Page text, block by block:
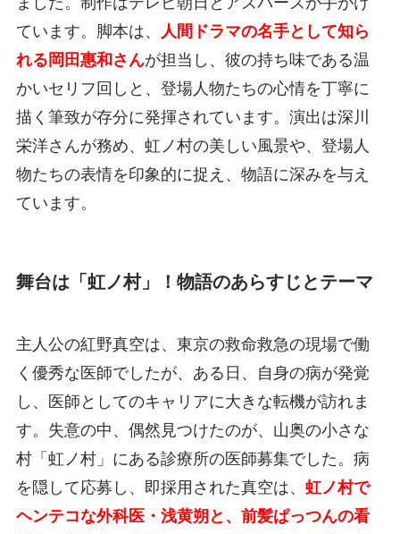
ています。脚本は、
人間ドラマの名手として知ら
れる岡田惠和さんが担当し、彼の持ち味である温
かいセリフ回しと、登場人物たちの心情を丁寧に
描く筆致が存分に発揮されています。演出は深川
栄洋さんが務め、虹ノ村の美しい風景や、登場人
物たちの表情を印象的に捉え、物語に深みを与え
ています。
舞台は「虹ノ村」！物語のあらすじとテーマ
主人公の紅野真空は、東京の救命救急の現場で働
く優秀な医師でしたが、ある日、自身の病が発覚
し、医師としてのキャリアに大きな転機が訪れま
す。失意の中、偶然見つけたのが、山奥の小さな
村「虹ノ村」にある診療所の医師募集でした。病
を隠して応募し、即採用された真空は、 虹ノ村で
ヘンテコな外科医・浅黄朔と、前髪ぱっつんの看